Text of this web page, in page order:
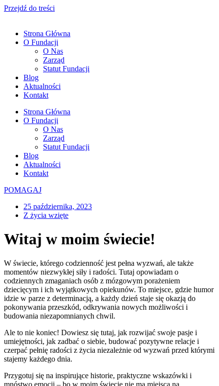
Przejdź do treści
Strona Główna
O Fundacji
O Nas
Zarząd
Statut Fundacji
Blog
Aktualności
Kontakt
Strona Główna
O Fundacji
O Nas
Zarząd
Statut Fundacji
Blog
Aktualności
Kontakt
POMAGAJ
25 października, 2023
Z życia wzięte
Witaj w moim świecie!
W świecie, którego codzienność jest pełna wyzwań, ale także
momentów niezwykłej siły i radości. Tutaj opowiadam o
codziennych zmaganiach osób z mózgowym porażeniem
dziecięcym i ich wyjątkowych opiekunów. To miejsce, gdzie humor
idzie w parze z determinacją, a każdy dzień staje się okazją do
pokonywania przeszkód, odkrywania nowych możliwości i
budowania niezapomnianych chwil.
Ale to nie koniec! Dowiesz się tutaj, jak rozwijać swoje pasje i
umiejętności, jak zadbać o siebie, budować pozytywne relacje i
czerpać pełnię radości z życia niezależnie od wyzwań przed którymi
stajemy każdego dnia.
Przygotuj się na inspirujące historie, praktyczne wskazówki i
mnóstwo emocji – bo w moim świecie nie ma miejsca na